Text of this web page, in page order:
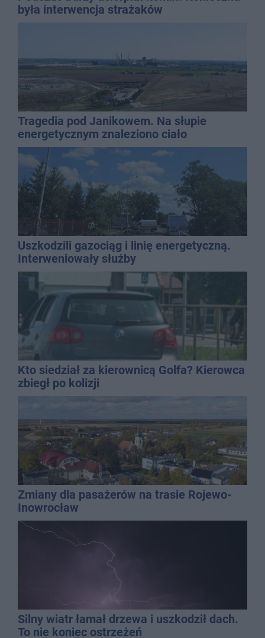
była interwencja strażaków
Tragedia pod Janikowem. Na słupie
energetycznym znaleziono ciało
mężczyzny
Uszkodzili gazociąg i linię energetyczną.
Interweniowały służby
Kto siedział za kierownicą Golfa? Kierowca
zbiegł po kolizji
Zmiany dla pasażerów na trasie Rojewo-
Inowrocław
Silny wiatr łamał drzewa i uszkodził dach.
To nie koniec ostrzeżeń